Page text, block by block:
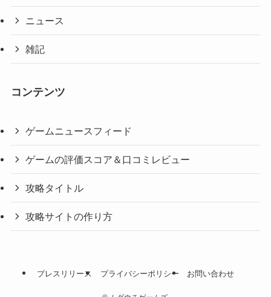
ニュース
雑記
コンテンツ
ゲームニュースフィード
ゲームの評価スコア＆口コミレビュー
攻略タイトル
攻略サイトの作り方
プレスリリース プライバシーポリシー お問い合わせ